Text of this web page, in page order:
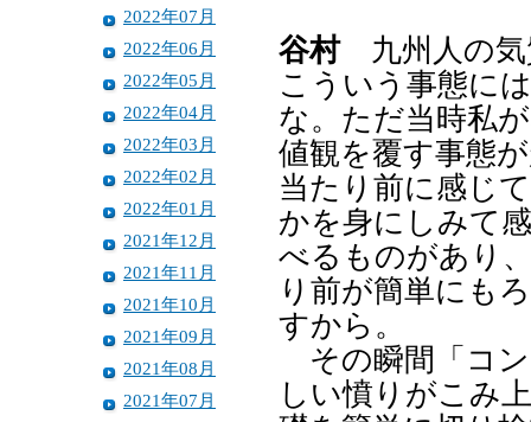
2022年07月
2022年06月
2022年05月
2022年04月
2022年03月
2022年02月
2022年01月
2021年12月
2021年11月
2021年10月
2021年09月
2021年08月
2021年07月
谷村九州人の気
こういう事態に
な。ただ当時私
値観を覆す事態
当たり前に感じ
かを身にしみて
べるものがあり
り前が簡単にも
すから。
その瞬間「コ
しい憤りがこみ